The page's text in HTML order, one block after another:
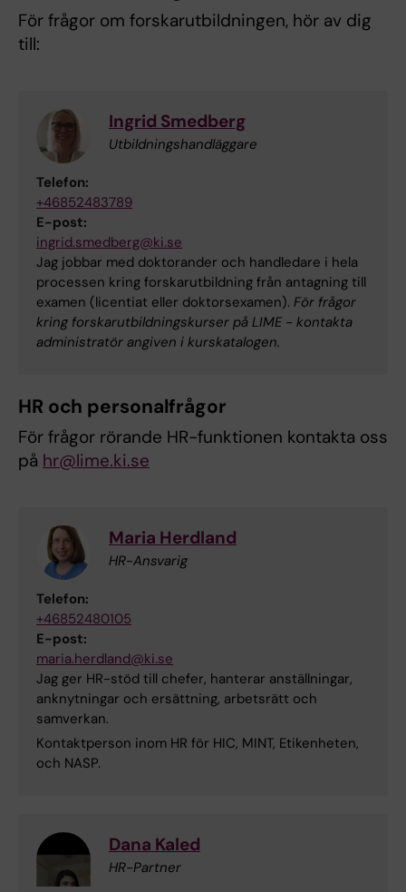
För frågor om forskarutbildningen, hör av dig
till:
Ingrid Smedberg
Utbildningshandläggare
Telefon:
+46852483789
E-post:
ingrid.smedberg@ki.se
Jag jobbar med doktorander och handledare i hela
processen kring forskarutbildning från antagning till
examen (licentiat eller doktorsexamen). För frågor
kring forskarutbildningskurser på LIME - kontakta
administratör angiven i kurskatalogen.
HR och personalfrågor
För frågor rörande HR-funktionen kontakta oss
på hr@lime.ki.se
Maria Herdland
HR-Ansvarig
Telefon:
+46852480105
E-post:
maria.herdland@ki.se
Jag ger HR-stöd till chefer, hanterar anställningar,
anknytningar och ersättning, arbetsrätt och
samverkan.
Kontaktperson inom HR för HIC, MINT, Etikenheten,
och NASP.
Dana Kaled
HR-Partner